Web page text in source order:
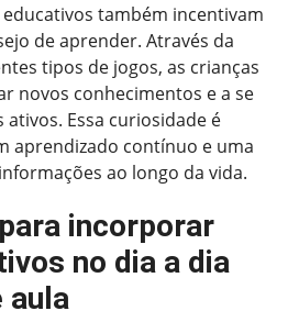
também incentivam
de aprender. Através da
tipos de jogos, as crianças
novos conhecimentos e a se
Essa curiosidade é
aprendizado contínuo e uma
ao longo da vida.
incorporar
no dia a dia
aula